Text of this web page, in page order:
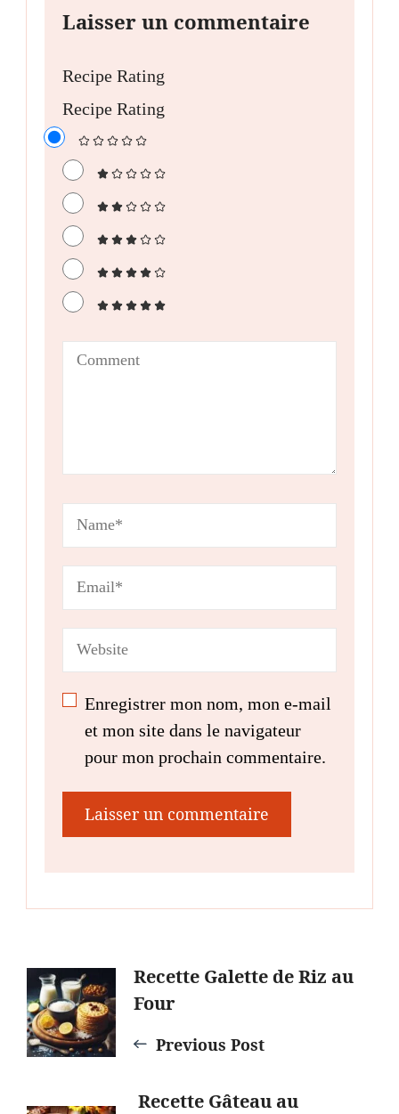
Laisser un commentaire
Recipe Rating
Recipe Rating
Enregistrer mon nom, mon e-mail
et mon site dans le navigateur
pour mon prochain commentaire.
Post
Navigation
Recette Galette de Riz au
Four
Previous Post
Recette Gâteau au